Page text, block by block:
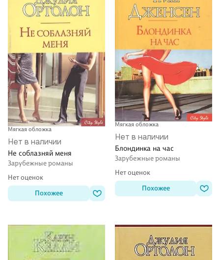
Мягкая обложка
Нет в наличии
Не соблазняй меня
Зарубежные романы
Нет оценок
Похожее
Мягкая обложка
Нет в наличии
Блондинка на час
Зарубежные романы
Нет оценок
Похожее